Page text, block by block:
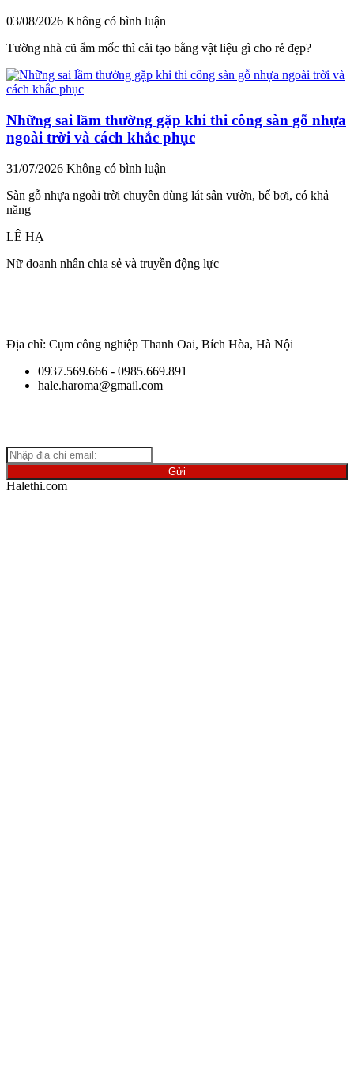
03/08/2026 Không có bình luận
Tường nhà cũ ẩm mốc thì cải tạo bằng vật liệu gì cho rẻ đẹp?
Những sai lầm thường gặp khi thi công sàn gỗ nhựa
ngoài trời và cách khắc phục
31/07/2026 Không có bình luận
Sàn gỗ nhựa ngoài trời chuyên dùng lát sân vườn, bể bơi, có khả
năng
LÊ HẠ
Nữ doanh nhân chia sẻ và truyền động lực
Địa chỉ: Cụm công nghiệp Thanh Oai, Bích Hòa, Hà Nội
0937.569.666 - 0985.669.891
hale.haroma@gmail.com
Halethi.com